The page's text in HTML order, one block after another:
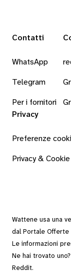
Contatti
WhatsApp
Telegram
Per i fornitori
Privacy
Preferenze
Privacy &
Wattene usa una
dal Portale Offerte
Le informazioni
Ne hai trovato
Reddit.